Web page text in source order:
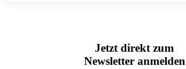
Jetzt direkt zum
Newsletter anmelden